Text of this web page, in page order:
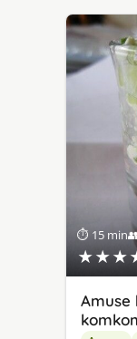
⏱ 15 min
Amuse